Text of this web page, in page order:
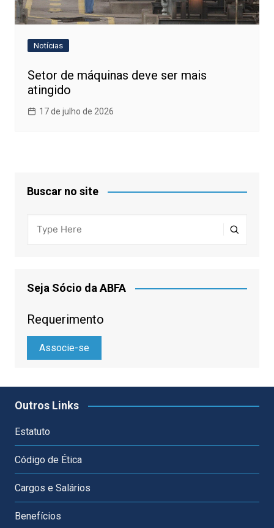
Notícias
Setor de máquinas deve ser mais
atingido
17 de julho de 2026
Buscar no site
Seja Sócio da ABFA
Requerimento
Associe-se
Outros Links
Estatuto
Código de Ética
Cargos e Salários
Benefícios